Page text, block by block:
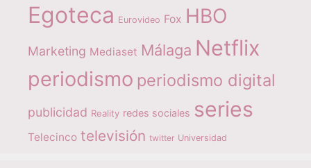
Egoteca Eurovideo Fox HBO
Marketing Mediaset Málaga Netflix
periodismo periodismo digital
publicidad Reality redes sociales series
Telecinco televisión twitter Universidad